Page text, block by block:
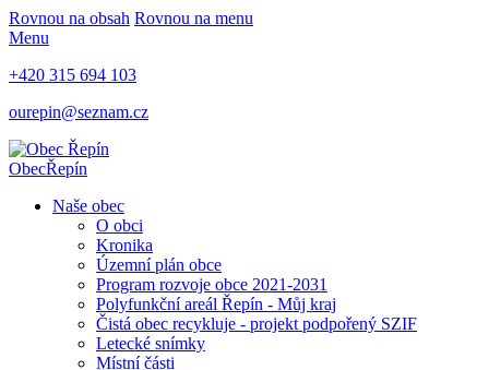
Rovnou na obsah Rovnou na menu
Menu
+420 315 694 103
ourepin@seznam.cz
ObecŘepín
Naše obec
O obci
Kronika
Územní plán obce
Program rozvoje obce 2021-2031
Polyfunkční areál Řepín - Můj kraj
Čistá obec recykluje - projekt podpořený SZIF
Letecké snímky
Místní části